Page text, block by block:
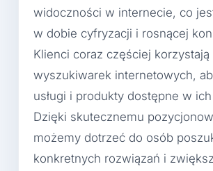
widoczności w internecie, co
w dobie cyfryzacji i rosnącej
Klienci coraz częściej korzystają
wyszukiwarek internetowych,
usługi i produkty dostępne w
Dzięki skutecznemu
możemy dotrzeć do osób
konkretnych rozwiązań i